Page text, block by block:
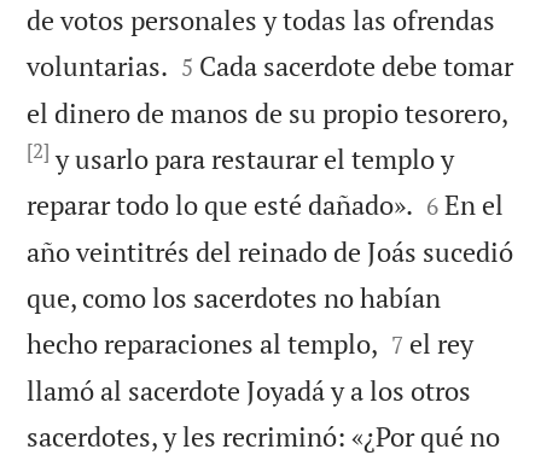
de votos personales y todas las ofrendas
voluntarias. 

5 Cada sacerdote debe tomar
el dinero de manos de su propio tesorero,
[2] y usarlo para restaurar el templo y
reparar todo lo que esté dañado». 

6 En el
año veintitrés del reinado de Joás sucedió
que, como los sacerdotes no habían
hecho reparaciones al templo, 

7 el rey
llamó al sacerdote Joyadá y a los otros
sacerdotes, y les recriminó: «¿Por qué no